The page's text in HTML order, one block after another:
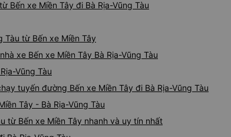
Bến xe Miền Tây đi Bà Rịa-Vũng Tàu
Tàu từ Bến xe Miền Tây
xe Bến xe Miền Tây Bà Rịa-Vũng Tàu
Vũng Tàu
tuyến đường Bến xe Miền Tây đi Bà Rịa-Vũng Tàu
Tây - Bà Rịa-Vũng Tàu
từ Bến xe Miền Tây nhanh và uy tín nhất